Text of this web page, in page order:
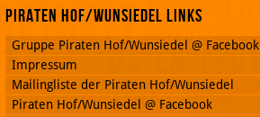
Piraten Hof/Wunsiedel Links
Gruppe Piraten Hof/Wunsiedel @ Facebook
Impressum
Mailingliste der Piraten Hof/Wunsiedel
Piraten Hof/Wunsiedel @ Facebook